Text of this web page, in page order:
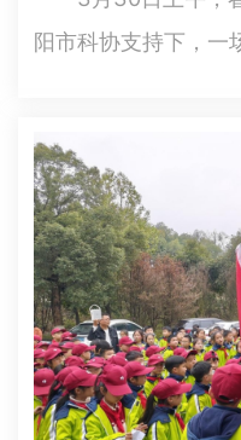
阳市科协支持下，一
作社（省农技协科
贯彻落实中央一号文
《中国科协关于推进